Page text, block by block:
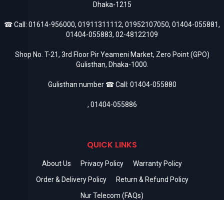
Dhaka-1215
☎ Call: 01614-956000, 01911311112, 01952107050, 01404-055881,
01404-055883, 02-48122109
Shop No. T-21, 3rd Floor Pir Yeameni Market, Zero Point (GPO)
Gulisthan, Dhaka-1000.
Gulisthan number ☎ Call: 01404-055880
, 01404-055886
QUICK LINKS
About Us Privacy Policy
Warranty Policy
Order & Delivery Policy
Return & Refund Policy
Nur Telecom (FAQs)